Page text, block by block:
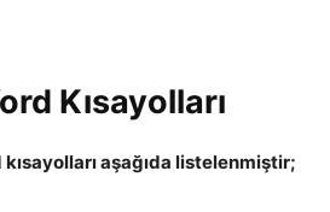
Kısayolları
aşağıda listelenmiştir;